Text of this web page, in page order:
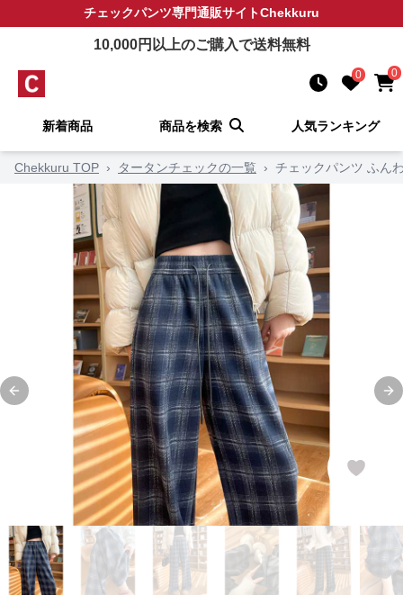
チェックパンツ専門通販サイトChekkuru
10,000円以上のご購入で送料無料
0 0
新着商品 商品を検索 人気ランキング
Chekkuru TOP › タータンチェックの一覧 › チェックパンツ ふん
Previous slide